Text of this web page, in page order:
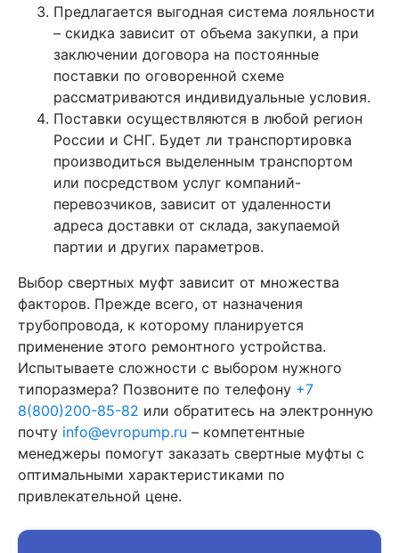
Предлагается выгодная система лояльности
– скидка зависит от объема закупки, а при
заключении договора на постоянные
поставки по оговоренной схеме
рассматриваются индивидуальные условия.
Поставки осуществляются в любой регион
России и СНГ. Будет ли транспортировка
производиться выделенным транспортом
или посредством услуг компаний-
перевозчиков, зависит от удаленности
адреса доставки от склада, закупаемой
партии и других параметров.
Выбор свертных муфт зависит от множества
факторов. Прежде всего, от назначения
трубопровода, к которому планируется
применение этого ремонтного устройства.
Испытываете сложности с выбором нужного
типоразмера? Позвоните по телефону +7
8(800)200-85-82 или обратитесь на электронную
почту info@evropump.ru – компетентные
менеджеры помогут заказать свертные муфты с
оптимальными характеристиками по
привлекательной цене.